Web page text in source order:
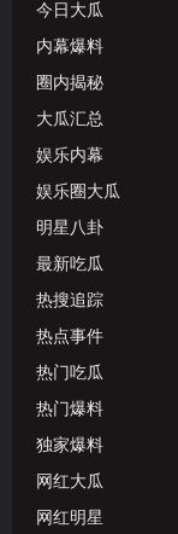
今日大瓜
内幕爆料
圈内揭秘
大瓜汇总
娱乐内幕
娱乐圈大瓜
明星八卦
最新吃瓜
热搜追踪
热点事件
热门吃瓜
热门爆料
独家爆料
网红大瓜
网红明星